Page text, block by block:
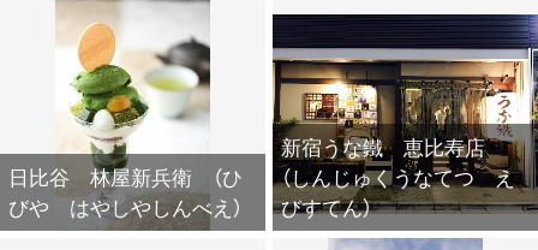
日比谷 林屋新兵衛 （ひ
びや はやしやしんべえ）
新宿うな鐵 恵比寿店
（しんじゅくうなてつ え
びすてん）